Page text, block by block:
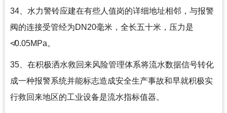
34、水力警铃应建在有些人值岗的详细地址相邻，与报警
阀的连接受管经为DN20毫米，全长五十米，压力是
≮0.05MPa。
35、在积极洒水救回来风险管理体系将流水数据信号转化
成一种报警系统并能标志造成安全生产事故和早就积极实
行救回来地区的工业设备是流水指标值器。